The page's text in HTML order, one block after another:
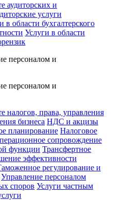
аудиторских и
услуги
области бухгалтерского
Услуги в области
персоналом и
персоналом и
налогов, права, управления
бизнеса НДС и акцизы
планирование Налоговое
сопровождение
функции Трансфертное
эффективности
регулирование и
Управление персоналом
споров Услуги частным